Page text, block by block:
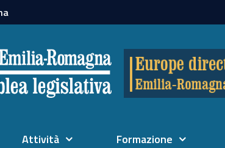
Attività Formazione